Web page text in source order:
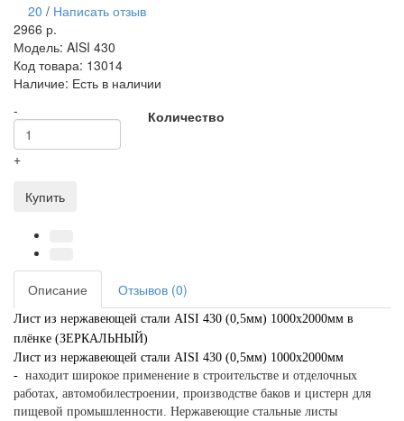
20 / Написать отзыв
2966 р.
Модель: AISI 430
Код товара: 13014
Наличие: Есть в наличии
Количество
-
+
Купить
Описание Отзывов (0)
Лист из нержавеющей стали AISI 430 (0,5мм) 1000х2000мм в
плёнке (ЗЕРКАЛЬНЫЙ)
Лист из нержавеющей стали AISI 430 (0,5мм) 1000х2000мм
- находит широкое применение в строительстве и отделочных
работах, автомобилестроении, производстве баков и цистерн для
пищевой промышленности . Нержавеющие стальные листы